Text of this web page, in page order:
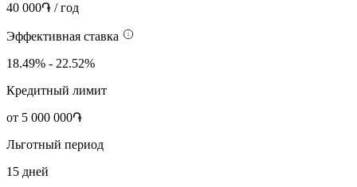
40 000֏ / год
Эффективная ставка
18.49% - 22.52%
Кредитный лимит
от 5 000 000֏
Льготный период
15 дней